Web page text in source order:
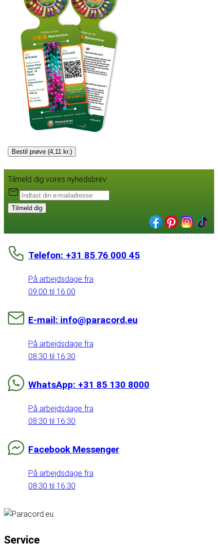
Bestil prøve (4,11 kr.)
Tilmeld dig vores nyhedsbrev:
Tilmeld dig
Telefon: +31 85 76 000 45
På arbejdsdage fra
09:00 til 16:00
E-mail: info@paracord.eu
På arbejdsdage fra
08:30 til 16:30
WhatsApp: +31 85 130 8000
På arbejdsdage fra
08:30 til 16:30
Facebook Messenger
På arbejdsdage fra
08:30 til 16:30
Service